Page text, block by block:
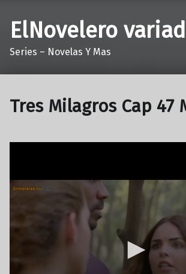
ElNovelero
Series – Novelas Y Mas
Tres Milagros Cap 47